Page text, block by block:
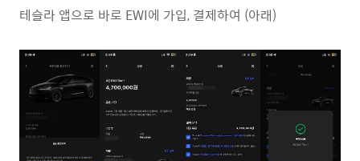
테슬라 앱으로 바로 EWI에 가입, 결제하여 (아래)